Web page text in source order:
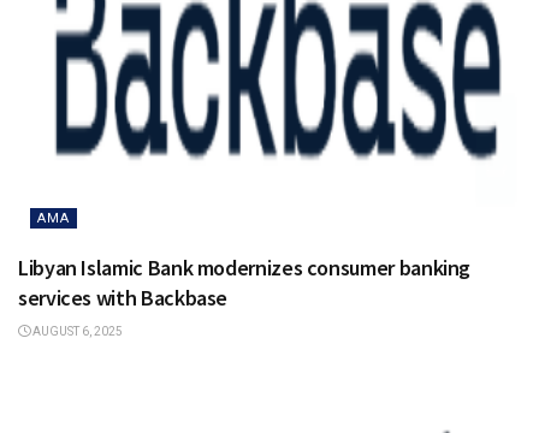
AMA
Libyan Islamic Bank modernizes consumer banking
services with Backbase
AUGUST 6, 2025